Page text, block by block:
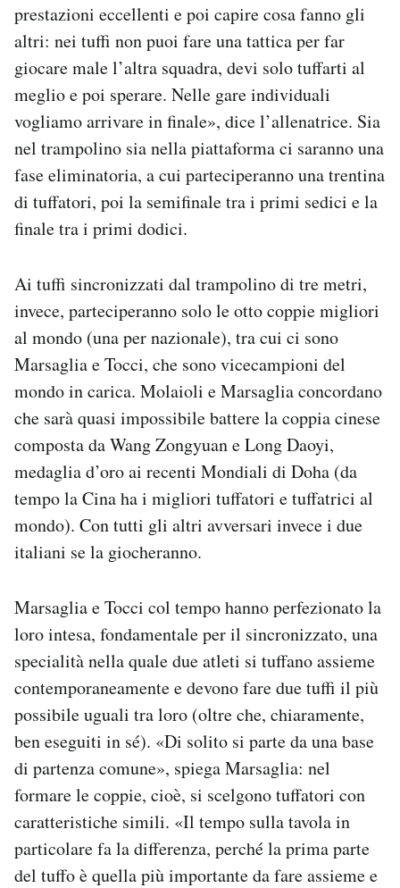
prestazioni eccellenti e poi capire cosa fanno gli
altri: nei tuffi non puoi fare una tattica per far
giocare male l’altra squadra, devi solo tuffarti al
meglio e poi sperare. Nelle gare individuali
vogliamo arrivare in finale», dice l’allenatrice. Sia
nel trampolino sia nella piattaforma ci saranno una
fase eliminatoria, a cui parteciperanno una trentina
di tuffatori, poi la semifinale tra i primi sedici e la
finale tra i primi dodici.
Ai tuffi sincronizzati dal trampolino di tre metri,
invece, parteciperanno solo le otto coppie migliori
al mondo (una per nazionale), tra cui ci sono
Marsaglia e Tocci, che sono vicecampioni del
mondo in carica. Molaioli e Marsaglia concordano
che sarà quasi impossibile battere la coppia cinese
composta da Wang Zongyuan e Long Daoyi,
medaglia d’oro ai recenti Mondiali di Doha (da
tempo la Cina ha i migliori tuffatori e tuffatrici al
mondo). Con tutti gli altri avversari invece i due
italiani se la giocheranno.
Marsaglia e Tocci col tempo hanno perfezionato la
loro intesa, fondamentale per il sincronizzato, una
specialità nella quale due atleti si tuffano assieme
contemporaneamente e devono fare due tuffi il più
possibile uguali tra loro (oltre che, chiaramente,
ben eseguiti in sé). «Di solito si parte da una base
di partenza comune», spiega Marsaglia: nel
formare le coppie, cioè, si scelgono tuffatori con
caratteristiche simili. «Il tempo sulla tavola in
particolare fa la differenza, perché la prima parte
del tuffo è quella più importante da fare assieme e